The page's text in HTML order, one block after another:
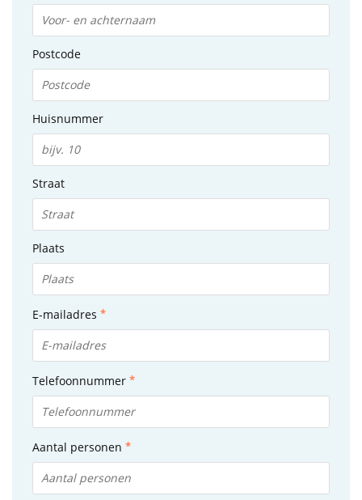
Postcode
Huisnummer
Straat
Plaats
E-mailadres
Telefoonnummer
Aantal personen